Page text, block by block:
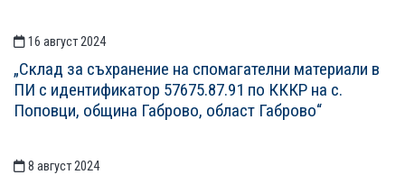
16 август 2024
„Склад за съхранение на спомагателни материали в
ПИ с идентификатор 57675.87.91 по КККР на с.
Поповци, община Габрово, област Габрово“
8 август 2024